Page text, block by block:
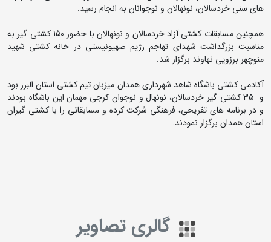
های سنی خردسالان، نونهالان و نوجوانان به انجام رسید.
همچنین مسابقات کشتی آزاد خردسالان و نونهالان با حضور 150 کشتی گیر به
مناسبت بزرگداشت شهدای تهاجم رژیم صهیونیستی در خانه کشتی شهید
منوچهر برزویی نهاوند برگزار شد.
آکادمی کشتی باشگاه شاهد شهرداری همدان میزبان تیم کشتی استان البرز بود
و 35 کشتی گیر خردسالان، نونهال و نوجوان کرجی مهمان این باشگاه بودند
و در برنامه های تفریحی، فرهنگی شرکت کرده و مسابقاتی را با کشتی گیران
استان همدان برگزار نمودند.
گالری تصاویر